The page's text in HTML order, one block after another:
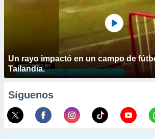
Un rayo impactó en un campo de
Tailandia.
Síguenos